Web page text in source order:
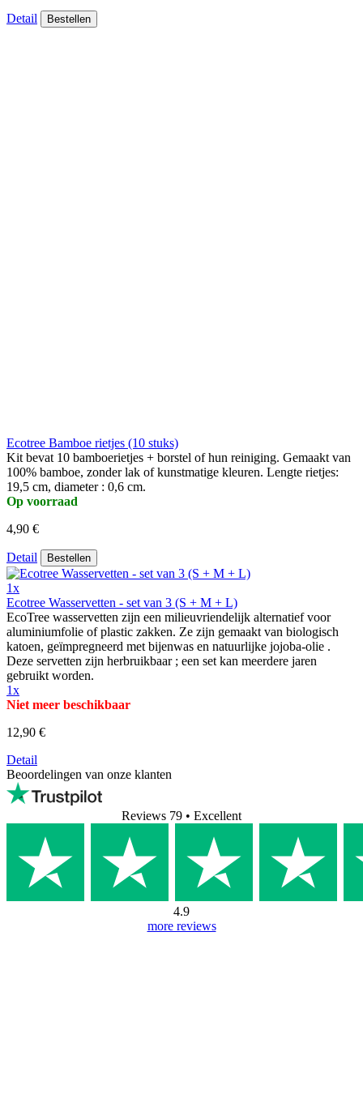
Detail Bestellen
Ecotree Bamboe rietjes (10 stuks)
Kit bevat 10 bamboerietjes + borstel of hun reiniging. Gemaakt van
100% bamboe, zonder lak of kunstmatige kleuren. Lengte rietjes:
19,5 cm, diameter : 0,6 cm.
Op voorraad
4,90 €
Detail Bestellen
1x
Ecotree Wasservetten - set van 3 (S + M + L)
EcoTree wasservetten zijn een milieuvriendelijk alternatief voor
aluminiumfolie of plastic zakken. Ze zijn gemaakt van biologisch
katoen, geïmpregneerd met bijenwas en natuurlijke jojoba-olie .
Deze servetten zijn herbruikbaar ; een set kan meerdere jaren
gebruikt worden.
1x
Niet meer beschikbaar
12,90 €
Detail
Beoordelingen van onze klanten
Reviews 79 • Excellent
4.9
more reviews